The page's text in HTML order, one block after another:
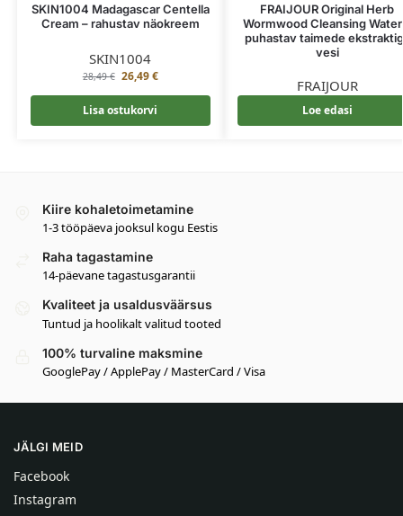
SKIN1004 Madagascar Centella
Cream – rahustav näokreem
SKIN1004
28,49€ 26,49€
Lisa ostukorvi
FRAIJOUR Original Herb
Wormwood Cleansing
puhastav taimede
vesi
FRAIJOUR
Loe edasi
Kiire kohaletoimetamine
1-3 tööpäeva jooksul kogu Eestis
Raha tagastamine
14-päevane tagastusgarantii
Kvaliteet ja usaldusväärsus
Tuntud ja hoolikalt valitud tooted
100% turvaline maksmine
GooglePay / ApplePay / MasterCard / Visa
JÄLGI MEID
Facebook
Instagram